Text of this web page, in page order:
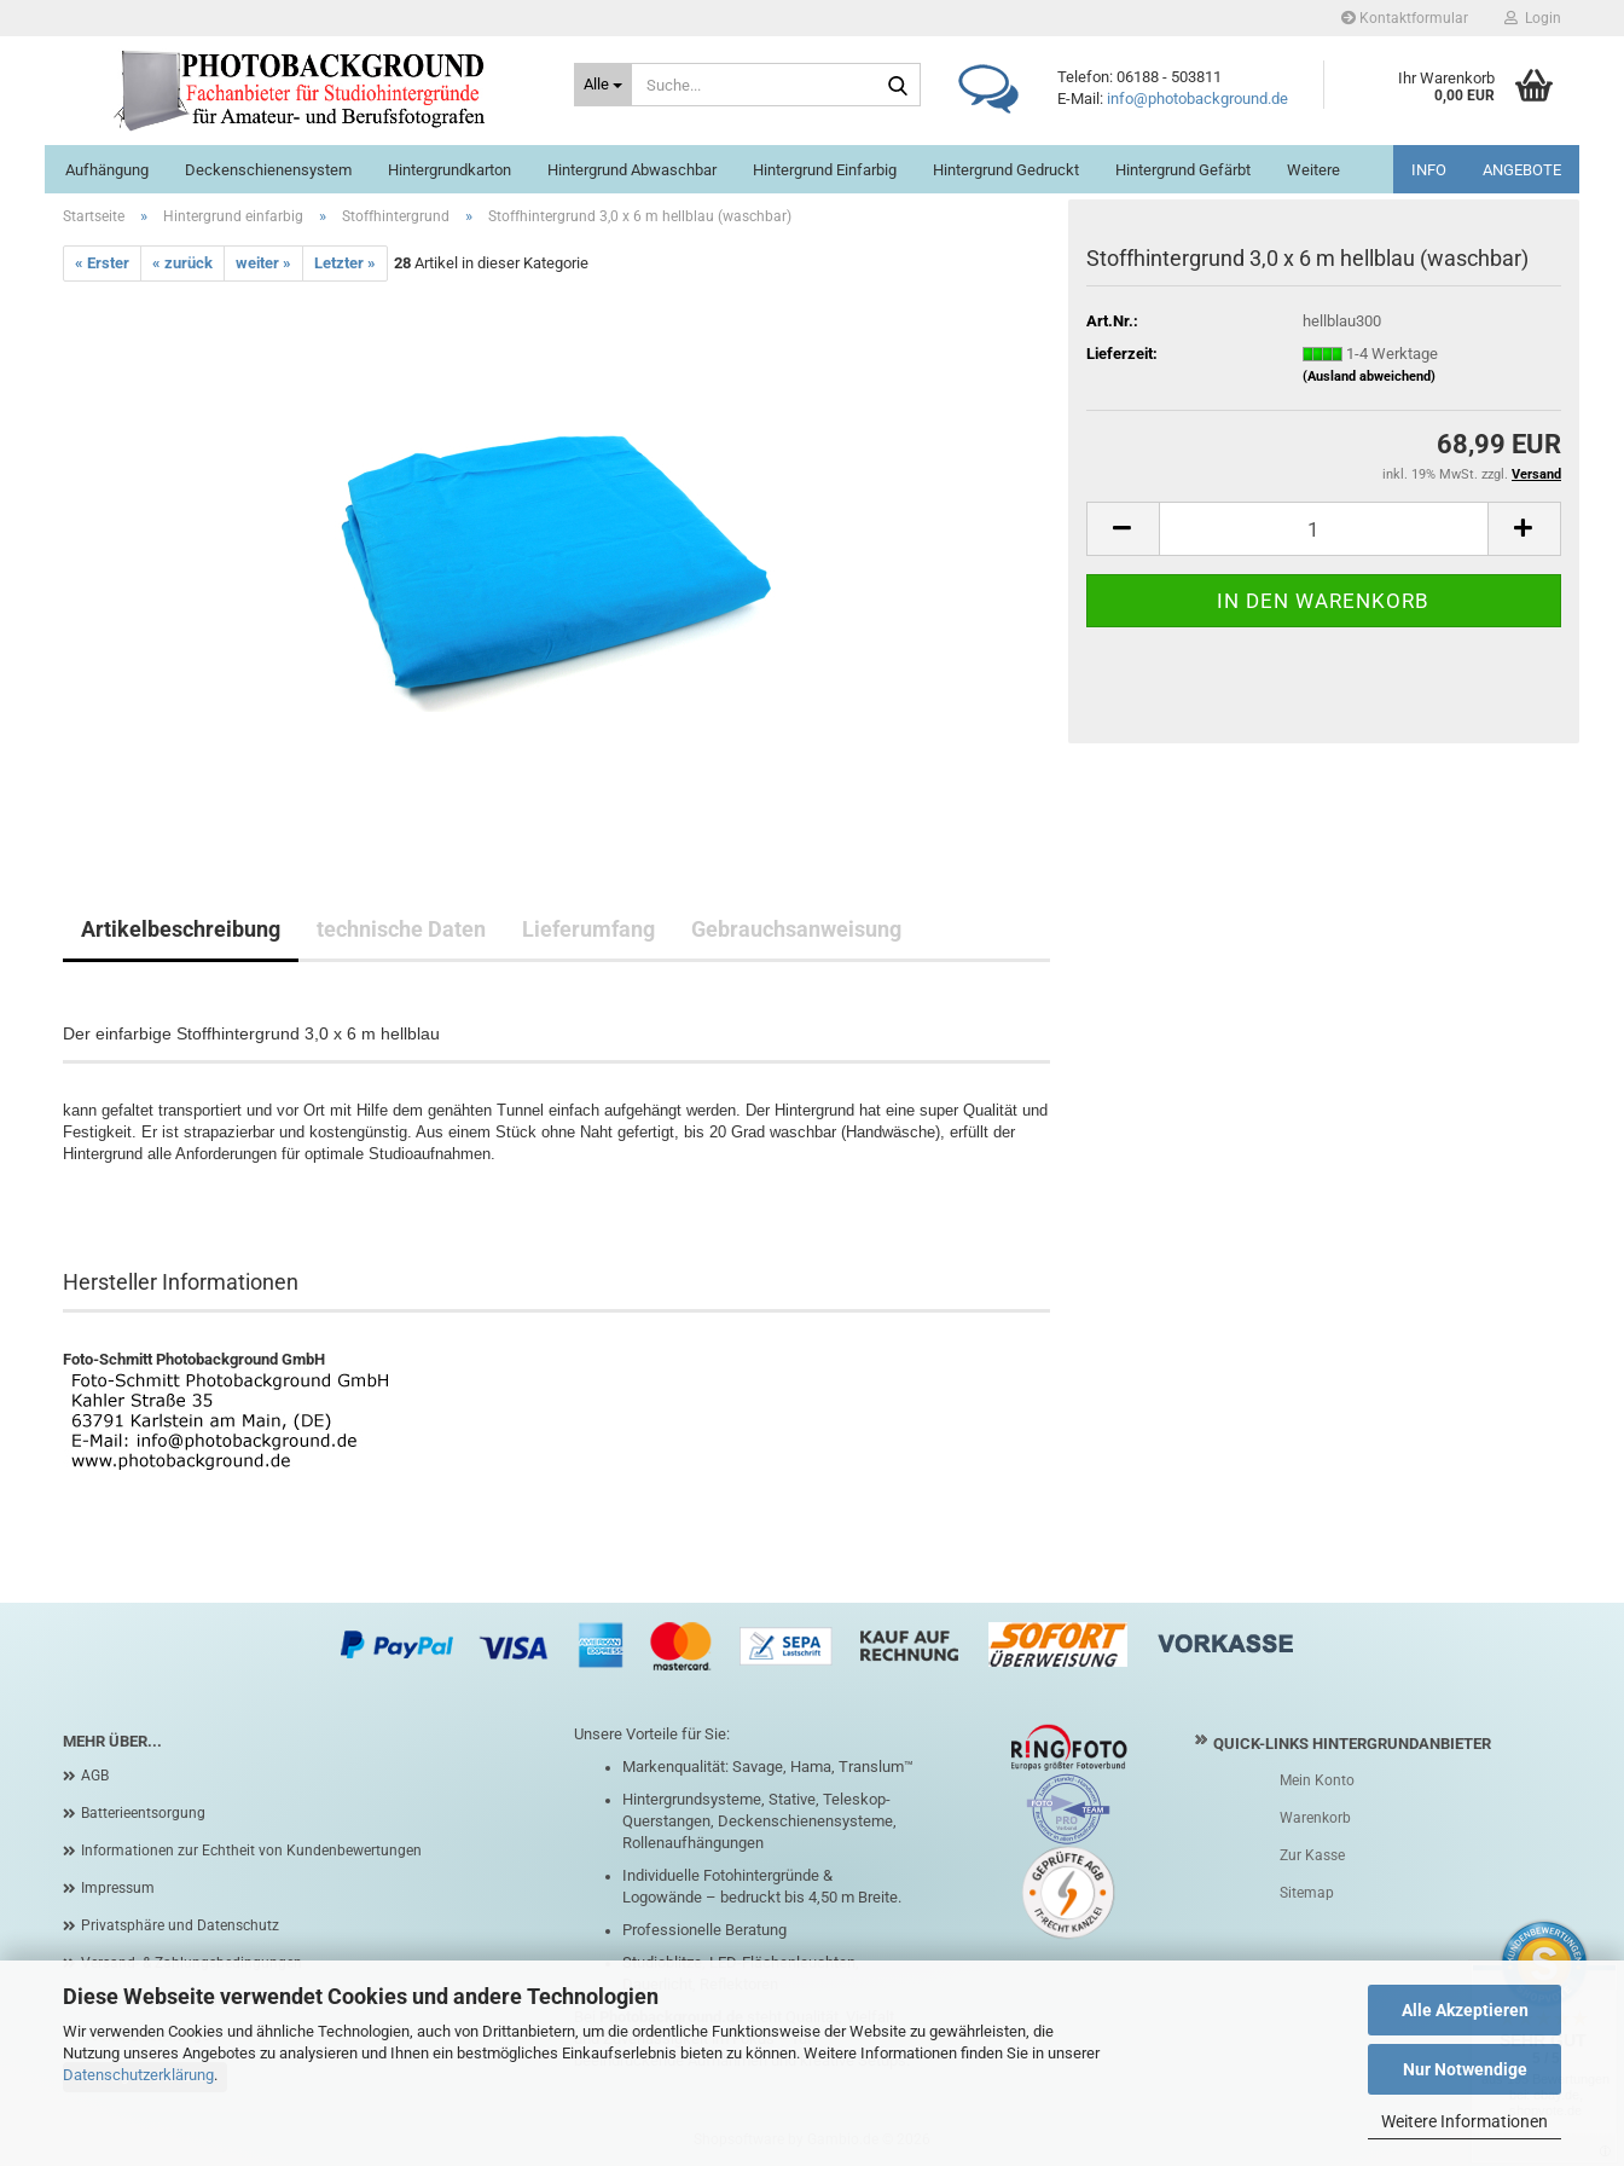
Diese Webseite verwendet Cookies und andere Technologien
Wir verwenden Cookies und ähnliche Technologien, auch von Drittanbietern, um die ordentliche Funktionsweise der Website zu gewährleisten, die
Nutzung unseres Angebotes zu analysieren und Ihnen ein bestmögliches Einkaufserlebnis bieten zu können. Weitere Informationen finden Sie in unserer
Datenschutzerklärung.
Alle Akzeptieren
Nur Notwendige
Weitere Informationen
Kontaktformular Login
Alle
Suche...
Telefon: 06188 - 503811
E-Mail: info@photobackground.de
Ihr Warenkorb
0,00 EUR
Aufhängung Deckenschienensystem Hintergrundkarton Hintergrund Abwaschbar Hintergrund Einfarbig Hintergrund Gedruckt Hintergrund Gefärbt INFO ANGEBOTE
Weitere
Startseite » Hintergrund einfarbig » Stoffhintergrund » Stoffhintergrund 3,0 x 6 m hellblau (waschbar)
« Erster « zurück weiter » Letzter » 28 Artikel in dieser Kategorie Stoffhintergrund 3,0 x 6 m hellblau (waschbar)
Art.Nr.:
hellblau300
Lieferzeit:
1-4 Werktage
(Ausland abweichend)
68,99 EUR
inkl. 19% MwSt. zzgl. Versand
Artikelbeschreibung technische Daten Lieferumfang Gebrauchsanweisung
Der einfarbige Stoffhintergrund 3,0 x 6 m hellblau
kann gefaltet transportiert und vor Ort mit Hilfe dem genähten Tunnel einfach aufgehängt werden. Der Hintergrund hat eine super Qualität und
Festigkeit. Er ist strapazierbar und kostengünstig. Aus einem Stück ohne Naht gefertigt, bis 20 Grad waschbar (Handwäsche), erfüllt der
Hintergrund alle Anforderungen für optimale Studioaufnahmen.
Hersteller Informationen
Foto-Schmitt Photobackground GmbH
MEHR ÜBER...
AGB
Batterieentsorgung
Informationen zur Echtheit von Kundenbewertungen
Impressum
Privatsphäre und Datenschutz
Versand- & Zahlungsbedingungen
Widerrufsrecht & Widerrufsformular
Cookie Einstellungen
Unsere Vorteile für Sie:
Markenqualität: Savage, Hama, Translum™
Hintergrundsysteme, Stative, Teleskop-
Querstangen, Deckenschienensysteme,
Rollenaufhängungen
Individuelle Fotohintergründe &
Logowände – bedruckt bis 4,50 m Breite.
Professionelle Beratung
Studioblitze, LED-Flächenleuchten,
Dauerlicht, Reflektoren
und Zuverlässigkeit im Fokus – für
beeindruckende Aufnahmen und kreative Setups.
QUICK-LINKS HINTERGRUNDANBIETER
Mein Konto
Warenkorb
Zur Kasse
Sitemap
Vertrag widerrufen
SEHR GUT
aus 195 Bewertungen
bei: ebay.de,